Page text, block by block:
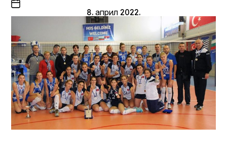
članka
8. април 2022.